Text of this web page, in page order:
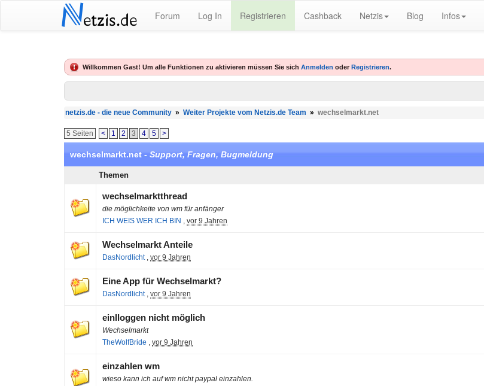
Netzis.de Forum Log In Registrieren Cashback Netzis Blog Infos
Willkommen Gast! Um alle Funktionen zu aktivieren müssen Sie sich Anmelden oder Registrieren.
netzis.de - die neue Community » Weiter Projekte vom Netzis.de Team » wechselmarkt.net
5 Seiten < 1 2 3 4 5 >
wechselmarkt.net -Support, Fragen, Bugmeldung
Themen
wechselmarktthread
die möglichkeite von wm für anfänger
ICH WEIS WER ICH BIN , vor 9 Jahren
Wechselmarkt Anteile
DasNordlicht , vor 9 Jahren
Eine App für Wechselmarkt?
DasNordlicht , vor 9 Jahren
einlloggen nicht möglich
Wechselmarkt
TheWolfBride , vor 9 Jahren
einzahlen wm
wieso kann ich auf wm nicht paypal einzahlen.